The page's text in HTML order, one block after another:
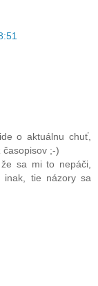
o aktuálnu chuť,
časopisov ;-)
sa mi to nepáči,
inak, tie názory sa